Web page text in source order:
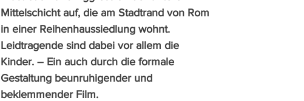
Mittelschicht auf, die am Stadtrand von Rom
in einer Reihenhaussiedlung wohnt.
Leidtragende sind dabei vor allem die
Kinder. – Ein auch durch die formale
Gestaltung beunruhigender und
beklemmender Film.